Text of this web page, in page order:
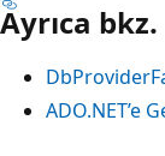
Ayrıca bkz.
ADO.NET’e